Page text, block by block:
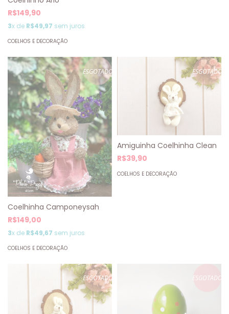
R$149,90
3x de R$49,97 sem juros
COELHOS E DECORAÇÃO
ESGOTADO
Coelhinha Camponeysah
R$149,00
3x de R$49,67 sem juros
COELHOS E DECORAÇÃO
ESGOTADO
Amiguinha Coelhinha Clean
R$39,90
COELHOS E DECORAÇÃO
ESGOTADO ESGOTADO